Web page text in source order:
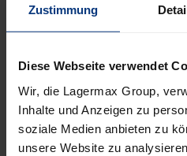
Zustimmung
Diese Webseite verwendet
Wir, die Lagermax Group,
Inhalte und Anzeigen zu
soziale Medien anbieten zu
unsere Website zu
Breites Angebot an Aus-
Motivierendes und